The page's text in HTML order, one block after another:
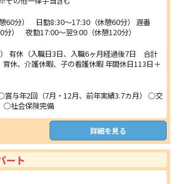
60分） 日勤8:30～17:30（休憩60分） 遅番
分） 夜勤17:00～翌9:00（休憩120分）
有休（入職日3日、入職6ヶ月経過後7日 合計
休、介護休暇、子の看護休暇 年間休日113日＋
与年2回（7月・12月、前年実績3.7カ月） ○交
○社会保険完備
詳細を見る
ート